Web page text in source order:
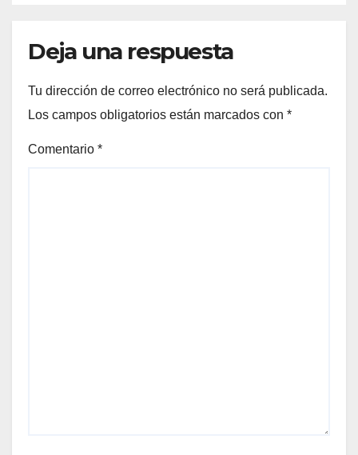
Deja una respuesta
Tu dirección de correo electrónico no será publicada.
Los campos obligatorios están marcados con *
Comentario *